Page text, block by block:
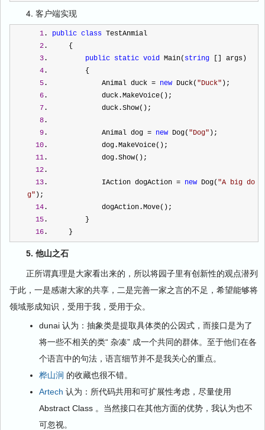
4. 客户端实现
1. public class TestAnmial
2.     {
3. public static void Main( string [] args)
4.         {
5.             Animal duck = new Duck( "Duck" );
6.             duck.MakeVoice();
7.             duck.Show();
8.
9.             Animal dog = new Dog( "Dog" );
10.             dog.MakeVoice();
11.             dog.Show();
12.
13.             IAction dogAction = new Dog( "A big do
g" );
14.             dogAction.Move();
15.         }
16.     }
5. 他山之石
正所谓真理是大家看出来的，所以将园子里有创新性的观点潜列
于此，一是感谢大家的共享，二是完善一家之言的不足，希望能够将
领域形成知识，受用于我，受用于众。
dunai 认为：抽象类是提取具体类的公因式，而接口是为了
将一些不相关的类“ 杂凑” 成一个共同的群体。至于他们在各
个语言中的句法，语言细节并不是我关心的重点。
桦山涧 的收藏也很不错。
Artech 认为：所代码共用和可扩展性考虑，尽量使用
Abstract Class 。当然接口在其他方面的优势，我认为也不
可忽视。